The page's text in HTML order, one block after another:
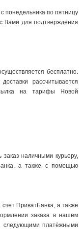
понедельника по пятницу
Вами для подтверждения
бесплатно.
рассчитывается
на тарифы Новой
наличными курьеру,
а также с помощью
ПриватБанка, а также
заказа в нашем
следующими платёжными